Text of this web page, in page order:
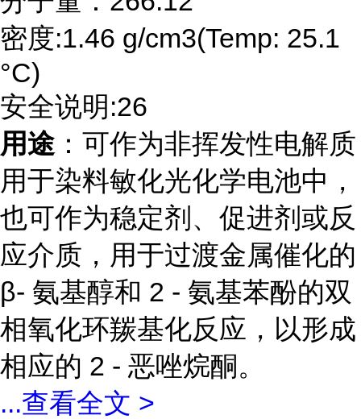
密度:1.46 g/cm3(Temp: 25.1
°C)
安全说明:26
用途 ：可作为非挥发性电解质
用于染料敏化光化学电池中，
也可作为稳定剂、促进剂或反
应介质，用于过渡金属催化的
β- 氨基醇和 2 - 氨基苯酚的双
相氧化环羰基化反应，以形成
相应的 2 - 恶唑烷酮。
...查看全文 >